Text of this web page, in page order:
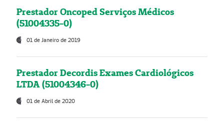
Prestador Oncoped Serviços Médicos
(51004335-0)
01 de Janeiro de 2019
Prestador Decordis Exames Cardiológicos
LTDA (51004346-0)
01 de Abril de 2020